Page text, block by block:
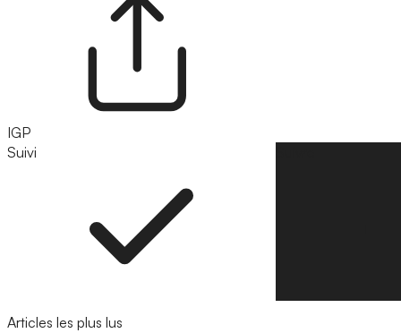
IGP
Suivi
Articles les plus lus